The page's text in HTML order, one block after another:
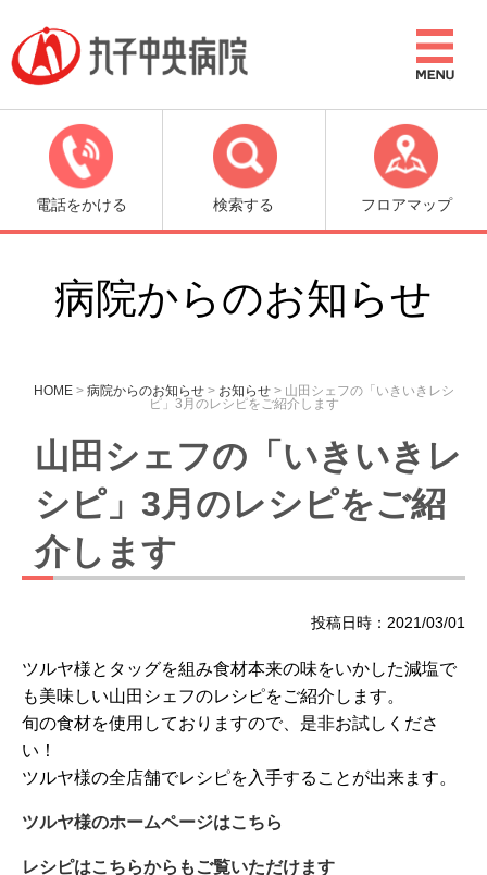
電話をかける 検索する フロアマップ
病院からのお知らせ
HOME> 病院からのお知らせ> お知らせ> 山田シェフの「いきいきレシ
ピ」3月のレシピをご紹介します
山田シェフの「いきいきレ
シピ」3月のレシピをご紹
介します
投稿日時：2021/03/01
ツルヤ様とタッグを組み食材本来の味をいかした減塩で
も美味しい山田シェフのレシピをご紹介します。
旬の食材を使用しておりますので、是非お試しくださ
い！
ツルヤ様の全店舗でレシピを入手することが出来ます。
ツルヤ様のホームページはこちら
レシピはこちらからもご覧いただけます